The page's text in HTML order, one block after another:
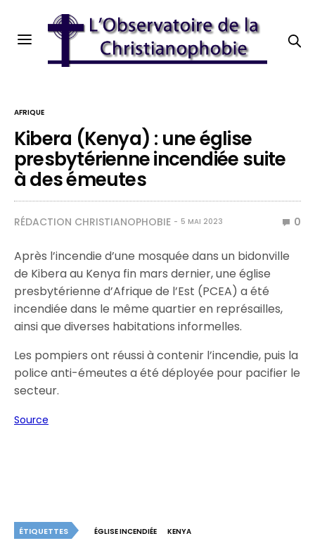
AFRIQUE
Kibera (Kenya) : une église
presbytérienne incendiée suite
à des émeutes
RÉDACTION CHRISTIANOPHOBIE 5 MAI 2023 0
Après l’incendie d’une mosquée dans un bidonville
de Kibera au Kenya fin mars dernier, une église
presbytérienne d’Afrique de l’Est (PCEA) a été
incendiée dans le même quartier en représailles,
ainsi que diverses habitations informelles.
Les pompiers ont réussi à contenir l’incendie, puis la
police anti-émeutes a été déployée pour pacifier le
secteur.
Source
ÉTIQUETTES ÉGLISE INCENDIÉE KENYA